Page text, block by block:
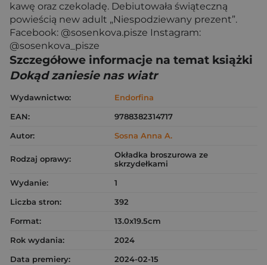
kawę oraz czekoladę. Debiutowała świąteczną
powieścią new adult „Niespodziewany prezent”.
Facebook: @sosenkova.pisze Instagram:
@sosenkova_pisze
Szczegółowe informacje na temat książki
Dokąd zaniesie nas wiatr
Wydawnictwo:
Endorfina
EAN:
9788382314717
Autor:
Sosna Anna A.
Rodzaj oprawy:
Okładka broszurowa ze
skrzydełkami
Wydanie:
1
Liczba stron:
392
Format:
13.0x19.5cm
Rok wydania:
2024
Data premiery:
2024-02-15